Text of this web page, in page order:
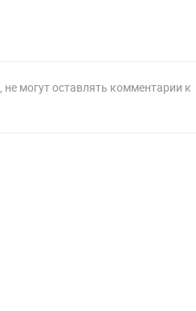
, не могут оставлять комментарии к